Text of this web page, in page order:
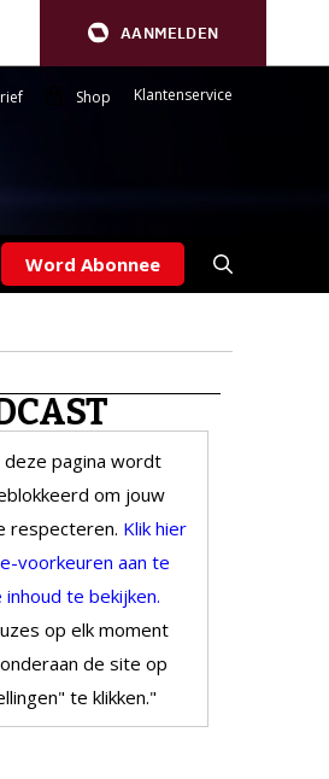
AANMELDEN
Shop Klantenservice
Word Abonnee
deze pagina wordt
om jouw
respecteren. Klik hier
voorkeuren aan te
te bekijken.
op elk moment
de site op
te klikken."